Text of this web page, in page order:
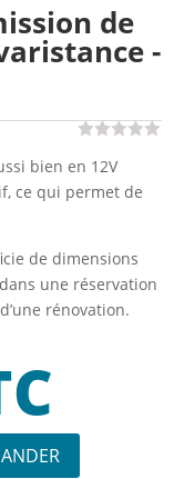
de
-
bien en 12V
ce qui permet de
de dimensions
une réservation
rénovation.